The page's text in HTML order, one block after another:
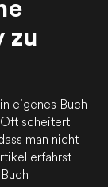
zu
eigenes Buch
scheitert
man nicht
erfährst